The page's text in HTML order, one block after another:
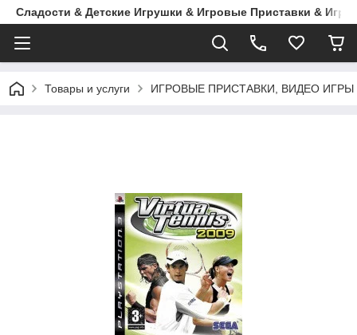
Сладости & Детские Игрушки & Игровые Приставки & Игры
Товары и услуги ИГРОВЫЕ ПРИСТАВКИ, ВИДЕО